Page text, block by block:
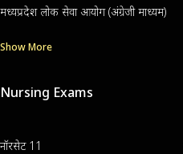
मध्यप्रदेश लोक सेवा आयोग (अंग्रेजी माध्यम)
Show More
Nursing Exams
नॉरसेट 11